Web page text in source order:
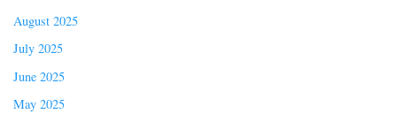
August 2025
July 2025
June 2025
May 2025